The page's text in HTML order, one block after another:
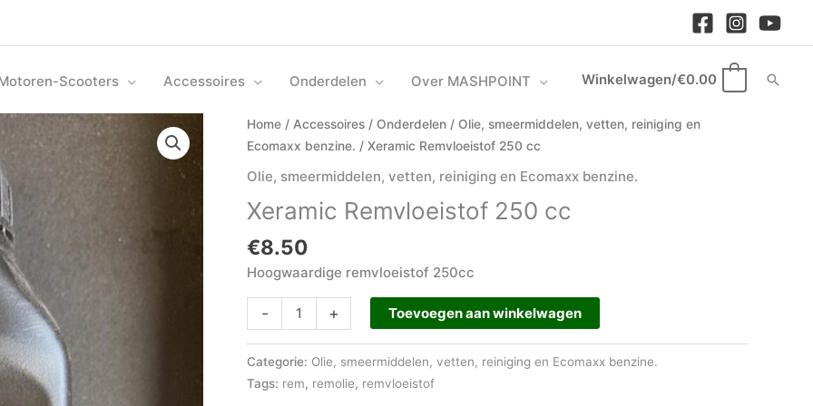
Scooters Accessoires Onderdelen Over MASHPOINT Winkelwagen/€0.00
Home / Accessoires / Onderdelen / Olie, smeermiddelen, vetten, reiniging en
Ecomaxx benzine. / Xeramic Remvloeistof 250 cc
Olie, smeermiddelen, vetten, reiniging en Ecomaxx benzine.
Xeramic Remvloeistof 250 cc
€8.50
Hoogwaardige remvloeistof 250cc
-
Xeramic
Remvloeistof
aantal
+ Toevoegen aan winkelwagen
Categorie: Olie, smeermiddelen, vetten, reiniging en Ecomaxx benzine.
Tags: rem, remolie, remvloeistof